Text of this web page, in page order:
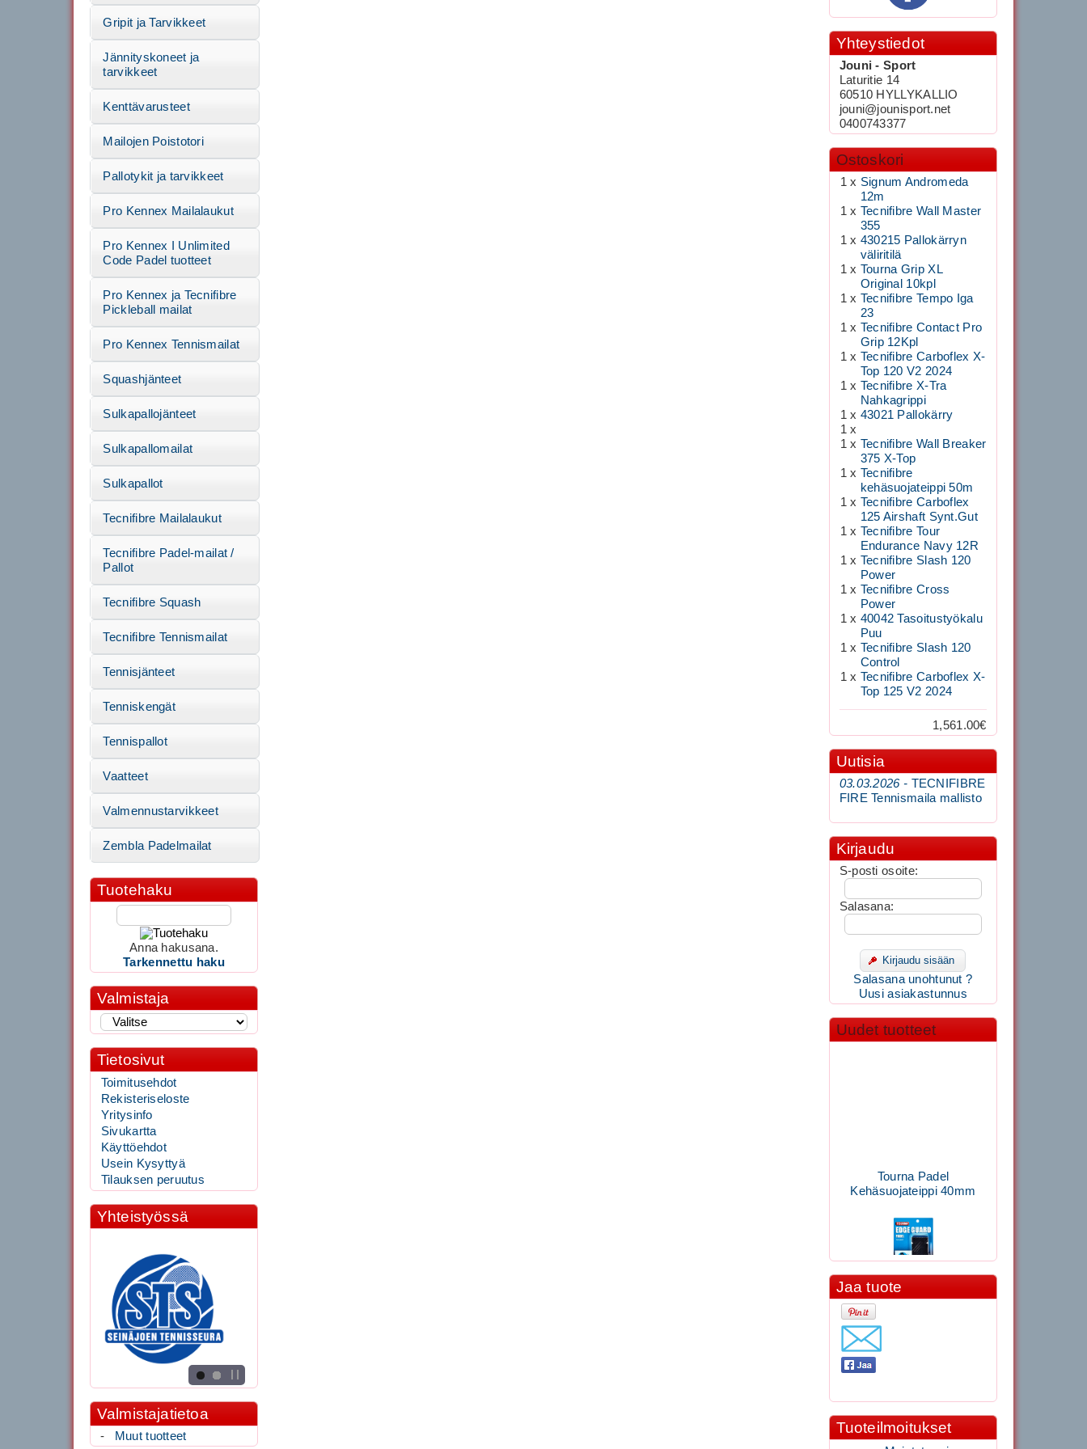
Gripit ja Tarvikkeet
Jännityskoneet ja
tarvikkeet
Kenttävarusteet
Mailojen Poistotori
Pallotykit ja tarvikkeet
Pro Kennex Mailalaukut
Pro Kennex I Unlimited
Code Padel tuotteet
Pro Kennex ja Tecnifibre
Pickleball mailat
Pro Kennex Tennismailat
Squashjänteet
Sulkapallojänteet
Sulkapallomailat
Sulkapallot
Tecnifibre Mailalaukut
Tecnifibre Padel-mailat /
Pallot
Tecnifibre Squash
Tecnifibre Tennismailat
Tennisjänteet
Tenniskengät
Tennispallot
Vaatteet
Valmennustarvikkeet
Zembla Padelmailat
Tuotehaku
Anna hakusana.
Tarkennettu haku
Valmistaja
Tietosivut
Toimitusehdot
Rekisteriseloste
Yritysinfo
Sivukartta
Käyttöehdot
Usein Kysyttyä
Tilauksen peruutus
Yhteistyössä
Valmistajatietoa
- Muut tuotteet
Yhteystiedot
Jouni - Sport
Laturitie 14
60510 HYLLYKALLIO
jouni@jounisport.net
0400743377
Ostoskori
1 x Signum Andromeda
12m
1 x Tecnifibre Wall Master
355
1 x 430215 Pallokärryn
väliritilä
1 x Tourna Grip XL
Original 10kpl
1 x Tecnifibre Tempo Iga
23
1 x Tecnifibre Contact Pro
Grip 12Kpl
1 x Tecnifibre Carboflex X-
Top 120 V2 2024
1 x Tecnifibre X-Tra
Nahkagrippi
1 x 43021 Pallokärry
1 x
1 x Tecnifibre Wall Breaker
375 X-Top
1 x Tecnifibre
kehäsuojateippi 50m
1 x Tecnifibre Carboflex
125 Airshaft Synt.Gut
1 x Tecnifibre Tour
Endurance Navy 12R
1 x Tecnifibre Slash 120
Power
1 x Tecnifibre Cross
Power
1 x 40042 Tasoitustyökalu
Puu
1 x Tecnifibre Slash 120
Control
1 x Tecnifibre Carboflex X-
Top 125 V2 2024
1,561.00€
Uutisia
03.03.2026 - TECNIFIBRE
FIRE Tennismaila mallisto
Kirjaudu
S-posti osoite:
Salasana:
Kirjaudu sisään
Salasana unohtunut ?
Uusi asiakastunnus
Uudet tuotteet
Kehäsuojateippi 40mm
Laadukas Tournan keh...
Jaa tuote
Tuoteilmoitukset